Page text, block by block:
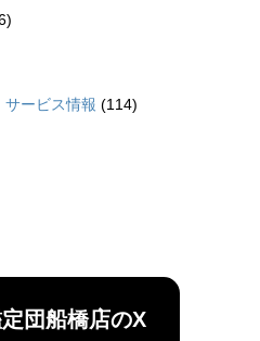
サービス情報 (114)
団船橋店のX